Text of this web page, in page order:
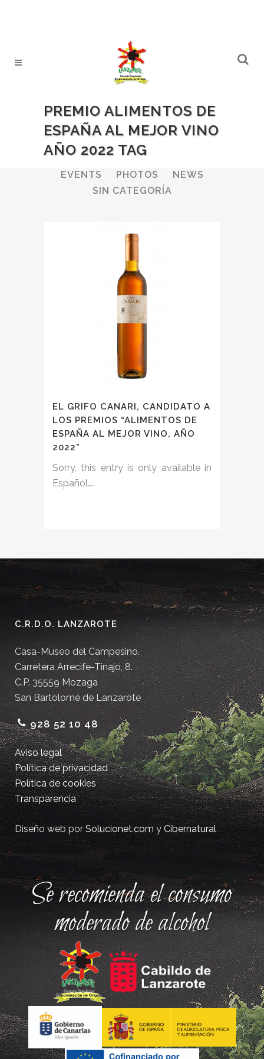
PREMIO ALIMENTOS DE
ESPAÑA AL MEJOR VINO
AÑO 2022 TAG
ALL WINERIES
EVENTS
PHOTOS
NEWS
SIN CATEGORÍA
EL GRIFO CANARI, CANDIDATO A
LOS PREMIOS “ALIMENTOS DE
ESPAÑA AL MEJOR VINO, AÑO
2022”
Sorry, this entry is only available in
Español....
C.R.D.O. LANZAROTE
Casa-Museo del Campesino.
Carretera Arrecife-Tinajo, 8.
C.P. 35559 Mozaga
San Bartolomé de Lanzarote
928 52 10 48
Aviso legal
Política de privacidad
Política de cookies
Transparencia
Diseño web porSolucionet.comyCibernatural
Se recomienda el consumo
moderado de alcohol